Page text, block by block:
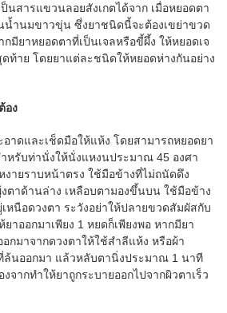
นสารแขวนลอยสังเกตได้จาก เมื่อหยอดตา
น้ำนมขาวขุ่น ซึ่งยาชนิดนี้จะต้องเขย่าขวด
มียาหยอดตาที่เป็นเจลหรือขี้ผึ้ง ให้หยอดเจ
ท้าย โดยยาแต่ละชนิดให้หยอดห่างกันอย่าง
อง
และเช็ดมือให้แห้ง โดยสามารถหยอดยา
หรับท่านั่งให้นั่งแหงนประมาณ 45 องศา
ายราบหน้าตรง ใช้มือข้างที่ไม่ถนัดดึง
ตาด้านล่าง เหลือบตามองขึ้นบน ใช้มือข้าง
หนือดวงตา ระวังอย่าให้ปลายขวดสัมผัสกับ
าออกมาเพียง 1 หยดก็เพียงพอ หากมียา
กมาจากดวงตาให้ใช้สำลีแห้ง หรือผ้า
ล้นออกมา แล้วหลับตานิ่งประมาณ 1 นาที
จากทำให้ยาถูกระบายออกไปจากผิวตาเร็ว